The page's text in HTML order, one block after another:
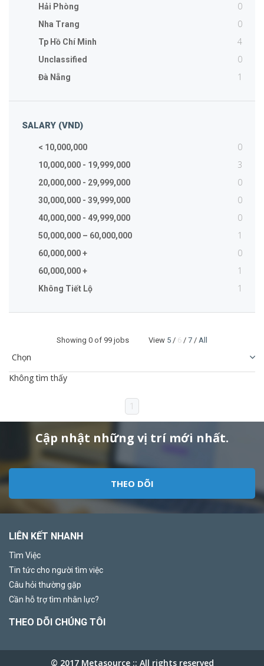
Hải Phòng 0
Nha Trang 0
Tp Hồ Chí Minh 4
Unclassified 0
Đà Nẵng 1
SALARY (VND)
< 10,000,000 0
10,000,000 - 19,999,000 3
20,000,000 - 29,999,000 0
30,000,000 - 39,999,000 0
40,000,000 - 49,999,000 0
50,000,000 – 60,000,000 1
60,000,000 + 0
60,000,000 + 1
Không Tiết Lộ 1
Showing 0 of 99 jobs View 5 / 6 / 7 / All
Không tìm thấy
1
Cập nhật những vị trí mới nhất.
THEO DÕI
LIÊN KẾT NHANH
Tìm Việc
Tin tức cho người tìm việc
Câu hỏi thường gặp
Cần hỗ trợ tìm nhân lực?
THEO DÕI CHÚNG TÔI
© 2017 Metasource :: All rights reserved